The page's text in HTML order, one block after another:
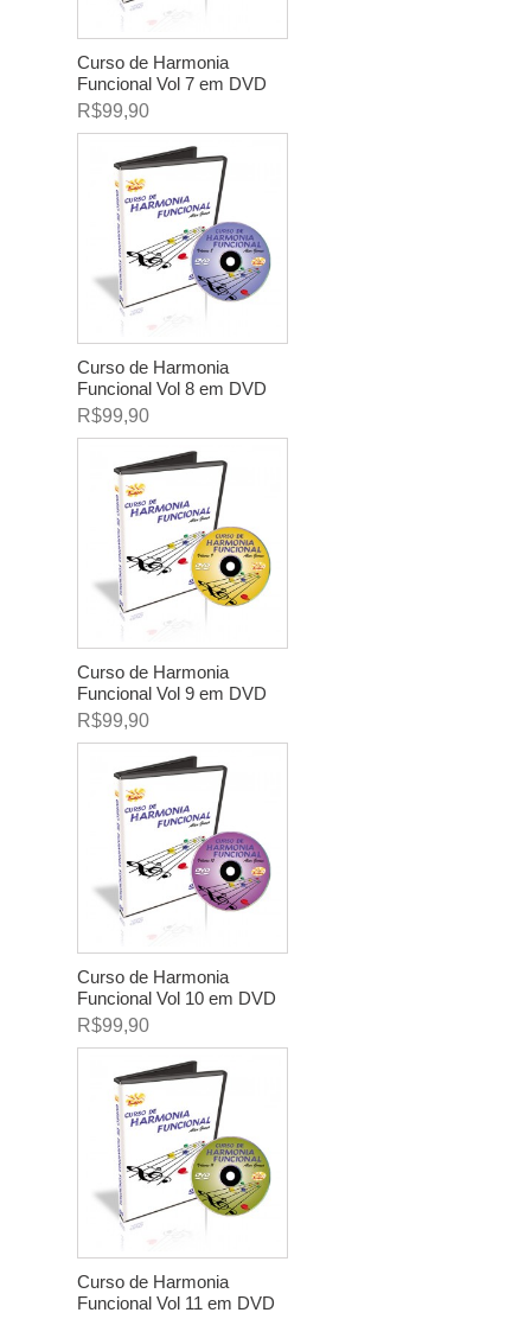
Curso de Harmonia
Funcional Vol 7 em DVD
R$99,90
Curso de Harmonia
Funcional Vol 8 em DVD
R$99,90
Curso de Harmonia
Funcional Vol 9 em DVD
R$99,90
Curso de Harmonia
Funcional Vol 10 em DVD
R$99,90
Curso de Harmonia
Funcional Vol 11 em DVD